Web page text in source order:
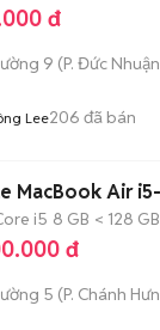
đ
9 (P. Đức Nhuận
Lee206 đã bán
MacBook Air
i5 8 GB < 128 GB
đ
5 (P. Chánh